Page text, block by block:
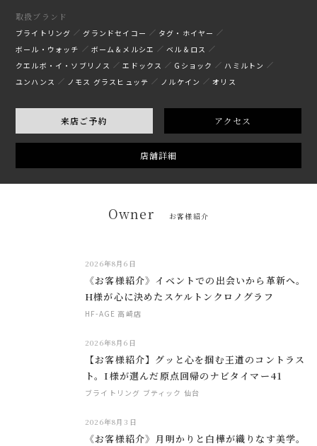
取扱ブランド
ブライトリング グランドセイコー
タグ・ホイヤー
ボール・ウォッチ
ボーム＆メルシエ
ベル＆ロス
クエルボ・イ・ソブリノス
エドックス Gショック
ハミルトン
ユンハンス
ノモス グラスヒュッテ ノルケイン オリス
来店ご予約 アクセス
店舗詳細
Owner お客様紹介
2026年8月6日
《お客様紹介》イベントでの出会いから革新へ。
H様が心に決めたスケルトンクロノグラフ
HF-AGE 高崎店
2026年8月6日
【お客様紹介】グッと心を掴む王道のコントラス
ト。I様が選んだ原点回帰のナビタイマー41
ブライトリング ブティック 仙台
2026年8月3日
《お客様紹介》月明かりと白樺が織りなす美学。